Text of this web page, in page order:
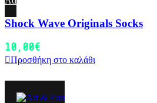
Shock Wave Originals Socks
10,00€
Προσθήκη στο καλάθι